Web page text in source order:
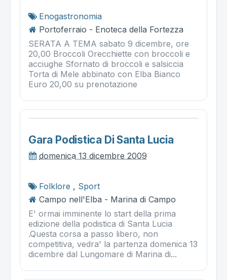
Enogastronomia
Portoferraio - Enoteca della Fortezza
SERATA A TEMA sabato 9 dicembre, ore
20,00 Broccoli Orecchiette con broccoli e
acciughe Sfornato di broccoli e salsiccia
Torta di Mele abbinato con Elba Bianco
Euro 20,00 su prenotazione
Gara Podistica Di Santa Lucia
domenica 13 dicembre 2009
Folklore , Sport
Campo nell'Elba - Marina di Campo
E' ormai imminente lo start della prima
edizione della podistica di Santa Lucia
.Questa corsa a passo libero, non
competitiva, vedra' la partenza domenica 13
dicembre dal Lungomare di Marina di...